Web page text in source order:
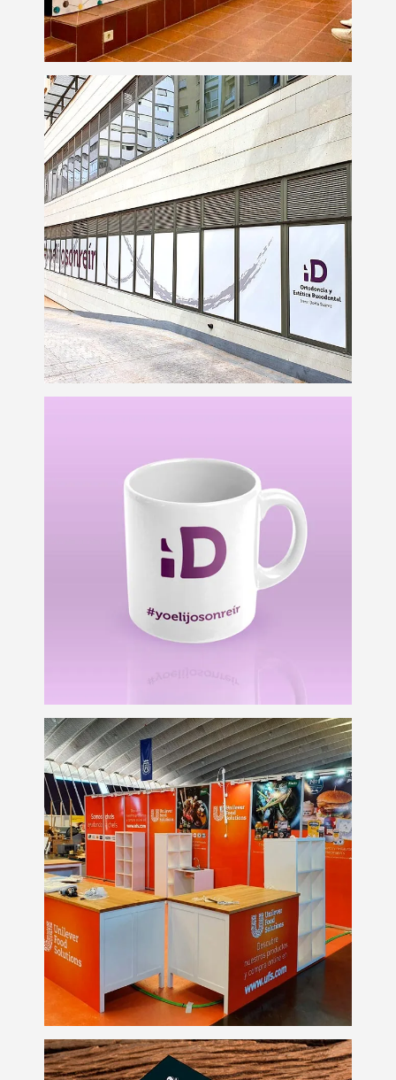
Rotulación clínica
dental
Rotulación
Sublimación
Personalización
Stand promocional
para eventos
Eventos